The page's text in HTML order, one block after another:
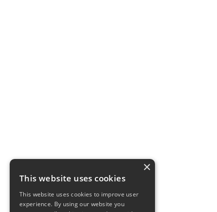
×
This website uses cookies
This website uses cookies to improve user
experience. By using our website you